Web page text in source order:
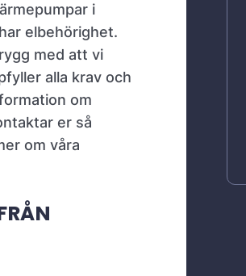
i
elbehörighet.
med att vi
alla krav och
om
er så
om våra